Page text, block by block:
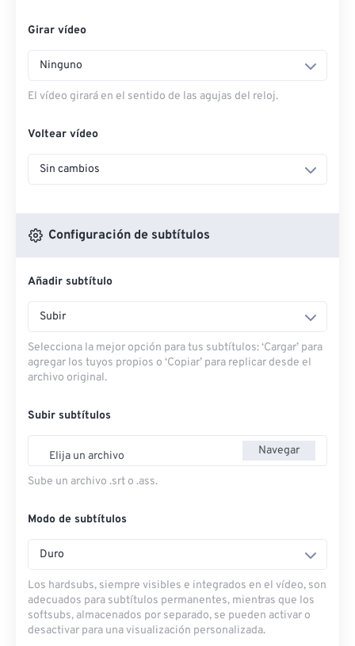
Girar vídeo
Ninguno
El vídeo girará en el sentido de las agujas del reloj.
Voltear vídeo
Sin cambios
Configuración de subtítulos
Añadir subtítulo
Subir
Selecciona la mejor opción para tus subtítulos: ‘Cargar’ para
agregar los tuyos propios o ‘Copiar’ para replicar desde el
archivo original.
Subir subtítulos
Elija un archivo Navegar
Sube un archivo .srt o .ass.
Modo de subtítulos
Duro
Los hardsubs, siempre visibles e integrados en el vídeo, son
adecuados para subtítulos permanentes, mientras que los
softsubs, almacenados por separado, se pueden activar o
desactivar para una visualización personalizada.